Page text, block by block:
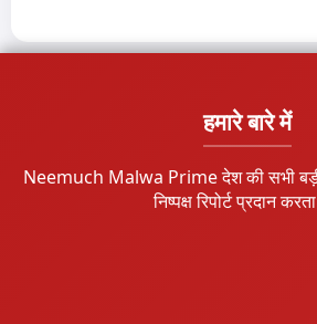
हमारे बारे में
Neemuch Malwa Prime देश की सभी
निष्पक्ष रिपोर्ट प्रदान